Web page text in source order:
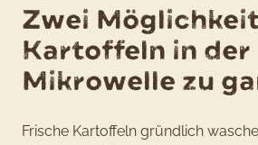
Zwei
Kartoffeln in der
Mikrowelle zu
Frische Kartoffeln gründlich